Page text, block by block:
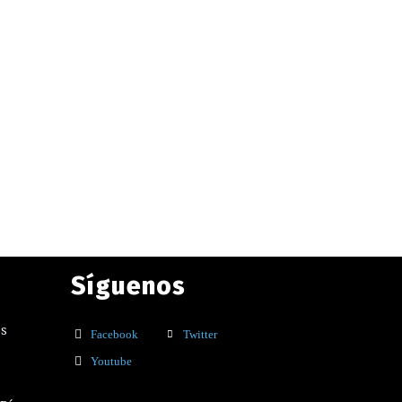
Síguenos
Facebook
Twitter
Youtube